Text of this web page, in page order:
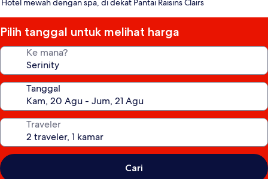
Hotel mewah dengan spa, di dekat Pantai Raisins Clairs
Pilih tanggal untuk melihat harga
Ke mana?
Tanggal
Traveler
Cari